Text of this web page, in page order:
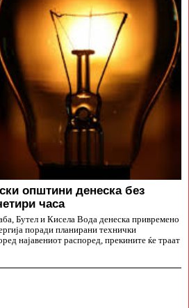
општини денеска без
часа
Бутел и Кисела Вода денеска привремено
поради планирани технички
најавениот распоред, прекините ќе траат